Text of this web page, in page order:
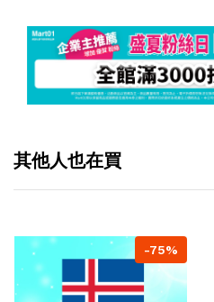
其他人也在買
-75%